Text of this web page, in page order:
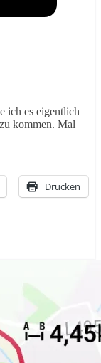
ich es eigentlich
kommen. Mal
Drucken